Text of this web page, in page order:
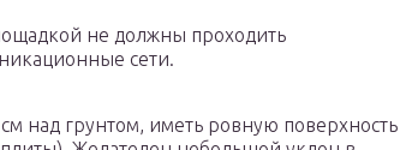
не должны проходить
сети.
над грунтом, иметь ровную поверхность